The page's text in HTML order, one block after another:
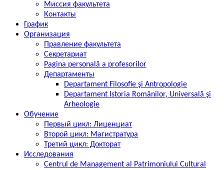
Миссия факультета
Контакты
График
Организация
Правление факультета
Секретариат
Pagina personală a profesorilor
Департаменты
Departament Filosofie şi Antropologie
Departament Istoria Românilor, Universală şi
Arheologie
Обучение
Первый цикл: Лиценциат
Второй цикл: Магистратура
Третий цикл: Докторат
Исследования
Centrul de Management al Patrimoniului Cultural